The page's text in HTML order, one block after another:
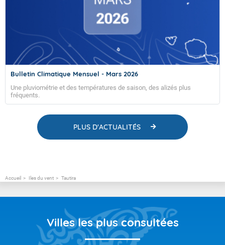
Bulletin Climatique Mensuel - Mars 2026
Une pluviométrie et des températures de saison, des alizés plus
fréquents.
PLUS D'ACTUALITÉS
Accueil Iles du vent Tautira
Villes les plus consultées